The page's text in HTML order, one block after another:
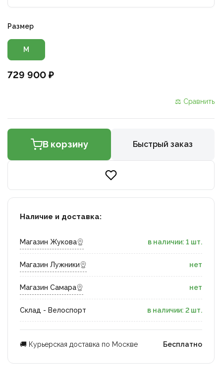
Размер
M
729 900 ₽
⚖ Сравнить
В корзину Быстрый заказ
Наличие и доставка:
Магазин Жукова в наличии: 1 шт.
Магазин Лужники нет
Магазин Самара нет
Склад - Велоспорт в наличии: 2 шт.
🚚 Курьерская доставка по Москве Бесплатно